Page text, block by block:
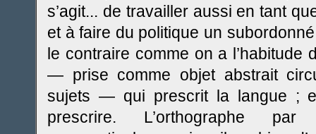
s’agit... de travailler aussi en tant
et à faire du politique un
le contraire comme on a l’habitude
— prise comme objet abstrait
sujets — qui prescrit la langue ;
prescrire. L’orthographe